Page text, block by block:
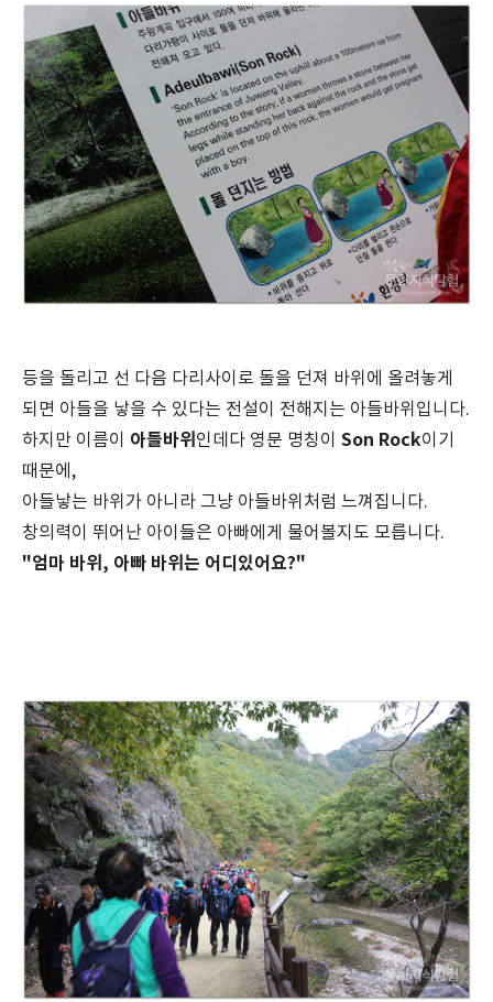
등을 돌리고 선 다음 다리사이로 돌을 던져 바위에 올려놓게
되면 아들을 낳을 수 있다는 전설이 전해지는 아들바위입니다.
하지만 이름이 아들바위 인데다 영문 명칭이 Son Rock이기
때문에,
아들낳는 바위가 아니라 그냥 아들바위처럼 느껴집니다.
창의력이 뛰어난 아이들은 아빠에게 물어볼지도 모릅니다.
"엄마 바위, 아빠 바위는 어디있어요?"